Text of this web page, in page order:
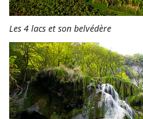
Les 4 lacs et son belvédère